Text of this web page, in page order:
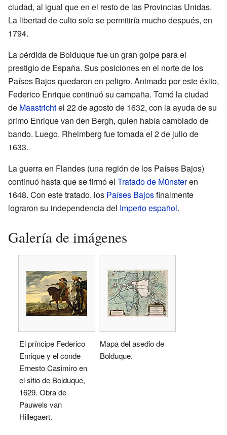
ciudad, al igual que en el resto de las Provincias Unidas.
La libertad de culto solo se permitiría mucho después, en
1794.
La pérdida de Bolduque fue un gran golpe para el
prestigio de España. Sus posiciones en el norte de los
Países Bajos quedaron en peligro. Animado por este éxito,
Federico Enrique continuó su campaña. Tomó la ciudad
de Maastrichtel 22 de agosto de 1632, con la ayuda de su
primo Enrique van den Bergh, quien había cambiado de
bando. Luego, Rheimberg fue tomada el 2 de julio de
1633.
La guerra en Flandes (una región de los Países Bajos)
continuó hasta que se firmó el Tratado de Münsteren
1648. Con este tratado, los Países Bajosfinalmente
lograron su independencia del Imperio español.
Galería de imágenes
El príncipe Federico
Enrique y el conde
Ernesto Casimiro en
el sitio de Bolduque,
1629. Obra de
Pauwels van
Hillegaert.
Mapa del asedio de
Bolduque.